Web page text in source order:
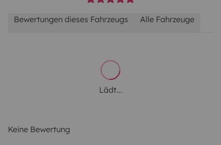
Bewertungen dieses Fahrzeugs Alle Fahrzeuge
Lädt...
Keine Bewertung